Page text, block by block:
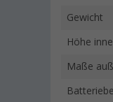
Gewicht
Höhe
Maße